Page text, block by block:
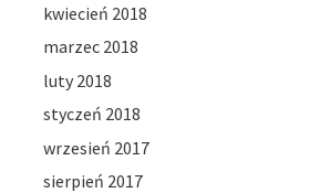
kwiecień 2018
marzec 2018
luty 2018
styczeń 2018
wrzesień 2017
sierpień 2017